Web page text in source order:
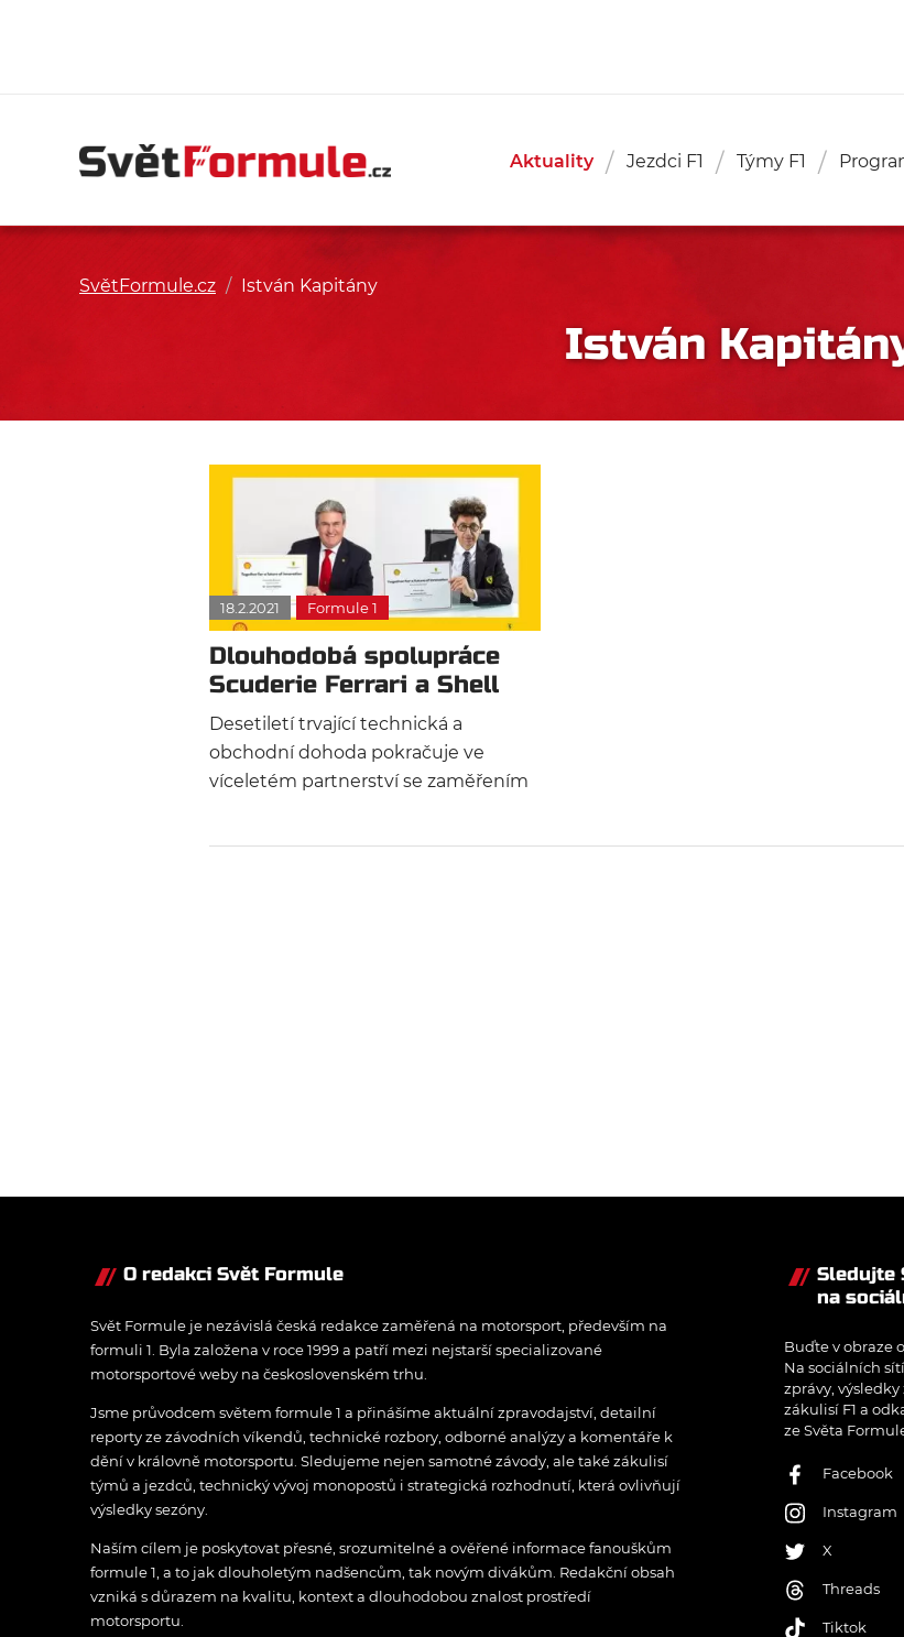
Aktuality Jezdci F1 Týmy F1
SvětFormule.cz / István Kapitány
István
18.2.2021 Formule 1
Dlouhodobá spolupráce
Scuderie Ferrari a Shell
opět prodloužena
Desetiletí trvající technická a
obchodní dohoda pokračuje ve
víceletém partnerství se zaměřením
O redakci Svět Formule
Svět Formule je nezávislá česká redakce zaměřená na motorsport, především na
formuli 1. Byla založena v roce 1999 a patří mezi nejstarší specializované
motorsportové weby na československém trhu.
Jsme průvodcem světem formule 1 a přinášíme aktuální zpravodajství, detailní
reporty ze závodních víkendů, technické rozbory, odborné analýzy a komentáře k
dění v královně motorsportu. Sledujeme nejen samotné závody, ale také zákulisí
týmů a jezdců, technický vývoj monopostů i strategická rozhodnutí, která ovlivňují
výsledky sezóny.
Naším cílem je poskytovat přesné, srozumitelné a ověřené informace fanouškům
formule 1, a to jak dlouholetým nadšencům, tak novým divákům. Redakční obsah
vzniká s důrazem na kvalitu, kontext a dlouhodobou znalost prostředí
motorsportu.
Sledujte
na
Buďte v obraze
Na sociálních
zprávy,
zákulisí F1 a
ze Světa
Facebook
Instagram
X
Threads
Tiktok